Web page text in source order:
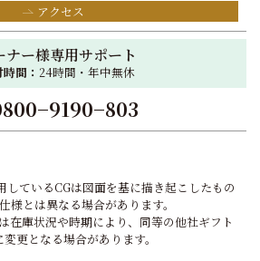
アクセス
ナー様専用サポート
間： 24時間・年中無休
ているCGは図面を基に描き起こしたもの
様とは異なる場合があります。
在庫状況や時期により、同等の他社ギフト
変更となる場合があります。